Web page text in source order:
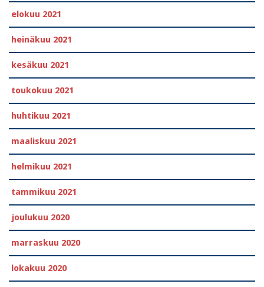
elokuu 2021
heinäkuu 2021
kesäkuu 2021
toukokuu 2021
huhtikuu 2021
maaliskuu 2021
helmikuu 2021
tammikuu 2021
joulukuu 2020
marraskuu 2020
lokakuu 2020